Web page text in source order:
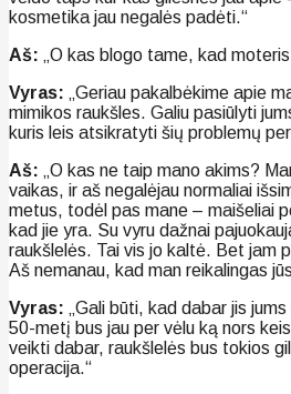
kosmetika jau negalės padėti.“
Aš: „O kas blogo tame, kad
Vyras: „Geriau pakalbėkime apie
mimikos raukšles. Galiu pasiūlyti
kuris leis atsikratyti šių problemų
Aš: „O kas ne taip mano akims?
vaikas, ir aš negalėjau normaliai
metus, todėl pas mane – maišeliai
kad jie yra. Su vyru dažnai
raukšlelės. Tai vis jo kaltė. Bet jam
Aš nemanau, kad man reikalingas
Vyras: „Gali būti, kad dabar jis
50-metį bus jau per vėlu ką nors
veikti dabar, raukšlelės bus tokios
operacija.“